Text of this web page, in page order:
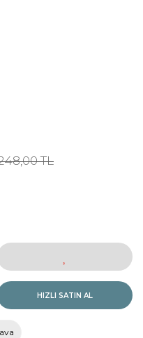
TL
HIZLI SATIN AL